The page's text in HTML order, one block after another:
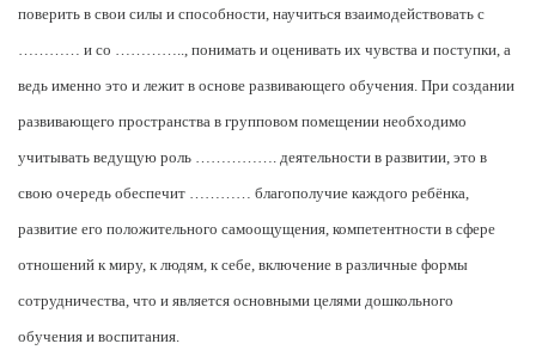
поверить в свои силы и способности, научиться взаимодействовать с
………… и со ………….., понимать и оценивать их чувства и поступки, а
ведь именно это и лежит в основе развивающего обучения. При создании
развивающего пространства в групповом помещении необходимо
учитывать ведущую роль ……………. деятельности в развитии, это в
свою очередь обеспечит ………… благополучие каждого ребёнка,
развитие его положительного самоощущения, компетентности в сфере
отношений к миру, к людям, к себе, включение в различные формы
сотрудничества, что и является основными целями дошкольного
обучения и воспитания.